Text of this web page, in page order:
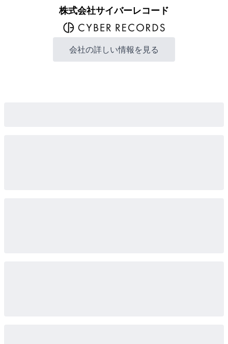
株式会社サイバーレコード
会社の詳しい情報を見る